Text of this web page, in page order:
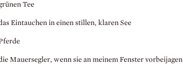
Tee
Eintauchen in einen stillen, klaren See
Mauersegler, wenn sie an meinem Fenster vorbeijagen